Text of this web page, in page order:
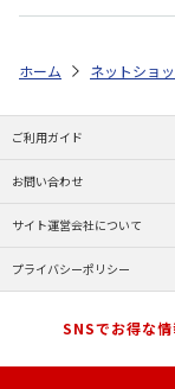
ホーム ネットショ
ご利用ガイド
お問い合わせ
サイト運営会社について
プライバシーポリシー
SNSでお得な